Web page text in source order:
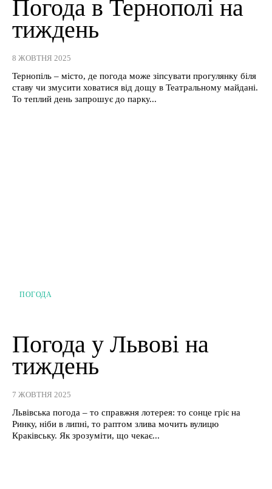
Погода в Тернополі на
тиждень
8 ЖОВТНЯ 2025
Тернопіль – місто, де погода може зіпсувати прогулянку біля
ставу чи змусити ховатися від дощу в Театральному майдані.
То теплий день запрошує до парку...
ПОГОДА
Погода у Львові на
тиждень
7 ЖОВТНЯ 2025
Львівська погода – то справжня лотерея: то сонце гріє на
Ринку, ніби в липні, то раптом злива мочить вулицю
Краківську. Як зрозуміти, що чекає...